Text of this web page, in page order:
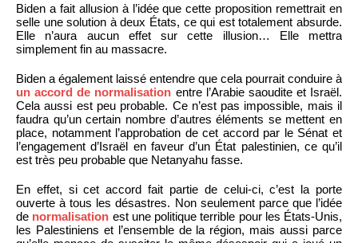
Biden a fait allusion à l’idée que cette proposition remettrait en
selle une solution à deux États, ce qui est totalement absurde.
Elle n’aura aucun effet sur cette illusion… Elle mettra
simplement fin au massacre.
Biden a également laissé entendre que cela pourrait conduire à
un accord de normalisation entre l’Arabie saoudite et Israël.
Cela aussi est peu probable. Ce n’est pas impossible, mais il
faudra qu’un certain nombre d’autres éléments se mettent en
place, notamment l’approbation de cet accord par le Sénat et
l’engagement d’Israël en faveur d’un État palestinien, ce qu’il
est très peu probable que Netanyahu fasse.
En effet, si cet accord fait partie de celui-ci, c’est la porte
ouverte à tous les désastres. Non seulement parce que l’idée
de normalisation est une politique terrible pour les États-Unis,
les Palestiniens et l’ensemble de la région, mais aussi parce